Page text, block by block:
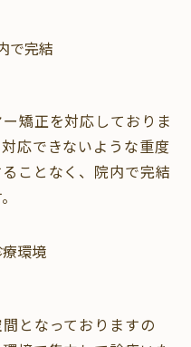
矯正を対応しておりま
応できないような重度
ことなく、院内で完結
となっておりますの